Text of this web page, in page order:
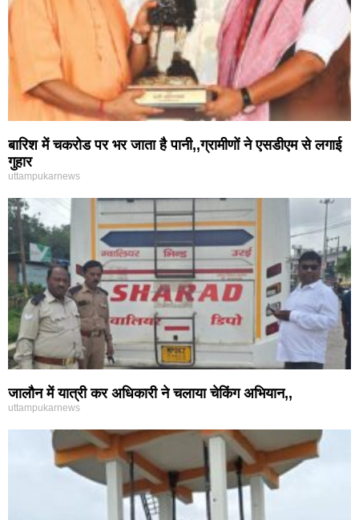
बारिश में चकरोड पर भर जाता है पानी,,ग्रामीणों ने एसडीएम से लगाई
गुहार
uttampukarnews
जालौन में यात्री कर अधिकारी ने चलाया चेकिंग अभियान,,
uttampukarnews